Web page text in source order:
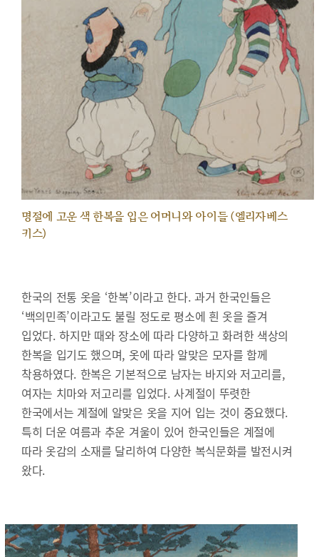
명절에 고운 색 한복을 입은 어머니와 아이들 (엘리자베스
키스)
한국의 전통 옷을 ‘한복’이라고 한다. 과거 한국인들은
‘백의민족’이라고도 불릴 정도로 평소에 흰 옷을 즐겨
입었다. 하지만 때와 장소에 따라 다양하고 화려한 색상의
한복을 입기도 했으며, 옷에 따라 알맞은 모자를 함께
착용하였다. 한복은 기본적으로 남자는 바지와 저고리를,
여자는 치마와 저고리를 입었다. 사계절이 뚜렷한
한국에서는 계절에 알맞은 옷을 지어 입는 것이 중요했다.
특히 더운 여름과 추운 겨울이 있어 한국인들은 계절에
따라 옷감의 소재를 달리하여 다양한 복식문화를 발전시켜
왔다.